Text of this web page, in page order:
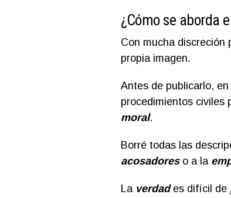
¿Cómo se aborda
Con mucha discreción
propia imagen.
Antes de publicarlo,
procedimientos civiles
moral.
Borré todas las
acosadoreso a la
La verdad es difícil de